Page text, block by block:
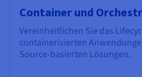
Container und
Vereinheitlichen Sie das
containerisierten
Source-basierten Lösungen.